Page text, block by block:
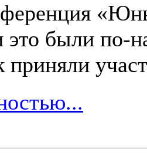
это были по-
приняли